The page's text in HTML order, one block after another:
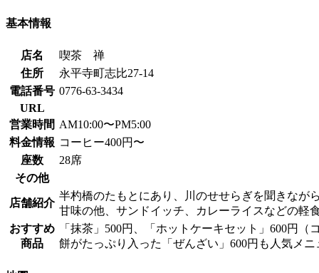
基本情報
店名
喫茶 禅
住所
永平寺町志比27-14
電話番号 0776-63-3434
URL
営業時間 AM10:00〜PM5:00
料金情報 コーヒー400円〜
座数
28席
その他
店舗紹介
半杓橋のたもとにあり、川のせせらぎを聞きなが
甘味の他、サンドイッチ、カレーライスなどの軽
おすすめ
商品
「抹茶」500円、「ホットケーキセット」600円
餅がたっぷり入った「ぜんざい」600円も人気メニ